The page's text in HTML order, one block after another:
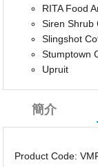
RITA Food
Siren Shrub
Slingshot
Stumptown
Upruit
簡介
Product Code: